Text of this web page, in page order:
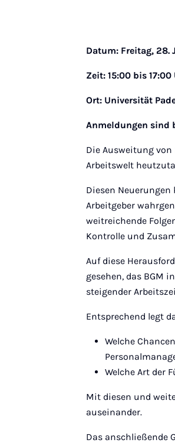
Datum: Freitag, 28.
Zeit: 15:00 bis
Ort: Universität
Anmeldungen sind
Die Ausweitung
Arbeitswelt
Diesen
Arbeitgeber
weitreichende
Kontrolle und
Auf diese
gesehen, das BGM
steigender
Entsprechend legt
Welche
Welche Art der
Mit diesen und
auseinander.
Das anschließende